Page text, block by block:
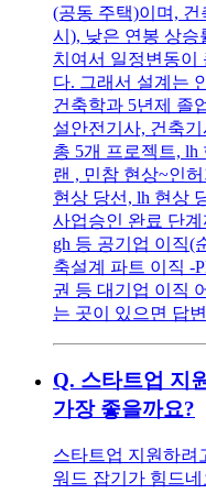
(공동 주택)이며,
시), 낮은 연봉 상승
치여서 일정변동이
다. 그래서 설계는
건축학과 5년제 졸
설안전기사, 건축
총 5개 프로젝트, lh
랜 , 민참 현상~인
현상 당선, lh 현상
사업승인 완료 단계
gh 등 공기업 이직(
축설계 파트 이직 -
권 등 대기업 이직
는 곳이 있으면 답
Q. 스타트업 지
가장 좋을까요?
스타트업 지원하려
워드 잡기가 힘드